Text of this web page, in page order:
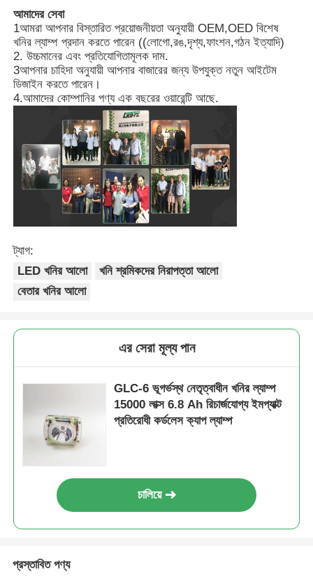
আমাদের সেবা
1আমরা আপনার বিস্তারিত প্রয়োজনীয়তা অনুযায়ী OEM,OED বিশেষ
খনির ল্যাম্প প্রদান করতে পারেন ((লোগো,রঙ,দৃশ্য,ফাংশন,গঠন ইত্যাদি)
2. উচ্চমানের এবং প্রতিযোগিতামূলক দাম.
3আপনার চাহিদা অনুযায়ী আপনার বাজারের জন্য উপযুক্ত নতুন আইটেম
ডিজাইন করতে পারেন।
4.আমাদের কোম্পানির পণ্য এক বছরের ওয়ারেন্টি আছে.
ট্যাগ:
LED খনির আলো
খনি শ্রমিকদের নিরাপত্তা আলো
বেতার খনির আলো
এর সেরা মূল্য পান
GLC-6 ভূগর্ভস্থ নেতৃত্বাধীন খনির ল্যাম্প
15000 লাক্স 6.8 Ah রিচার্জযোগ্য ইমপ্যাক্ট
প্রতিরোধী কর্ডলেস ক্যাপ ল্যাম্প
চালিয়ে
প্রস্তাবিত পণ্য